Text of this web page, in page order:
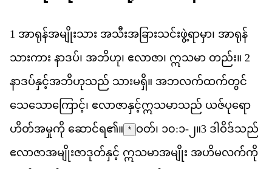
1 အရနအမသ အသအ ခသငဖရမှာ၊ အရန
သက နဒပ်၊ အဘဟု၊ ဧလဇာ၊ ဣသမ တည်း။ 2
နဒပနငအဘဟသည သမရှိ။ အဘလကထကတင
သသကင့်၊ ဧလဇနငဣသမသည ယဇပရ
ဟတအမက ဆငရ၏။ * ဝတ်၊ ၁၀:၁-၂။3 ဒ ဝဒသည
ဧလဇအမဇဒတနင ဣသမအမ အဟမလကက